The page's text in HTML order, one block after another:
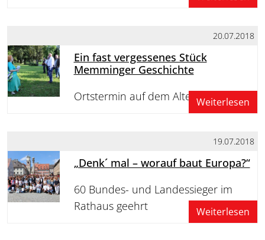
20.07.2018
Ein fast vergessenes Stück
Memminger Geschichte
Ortstermin auf dem Alten Friedhof
Weiterlesen
19.07.2018
„Denk´ mal – worauf baut Europa?“
60 Bundes- und Landessieger im
Rathaus geehrt
Weiterlesen